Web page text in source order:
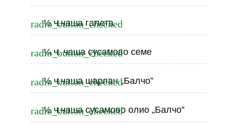
½ ч.чаша галета
¼ ч. чаша сусамово семе
½ ч.чаша шарлан „Балчо”
½ ч.чаша сусамово олио „Балчо”